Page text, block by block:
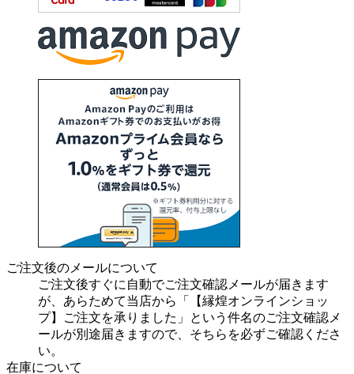
ご注文後のメールについて
ご注文後すぐに自動でご注文確認メールが届きます
が、あらためて当店から「【縁煌オンラインショッ
プ】ご注文を承りました」という件名のご注文確認メ
ールが別途届きますので、そちらを必ずご確認くださ
い。
在庫について